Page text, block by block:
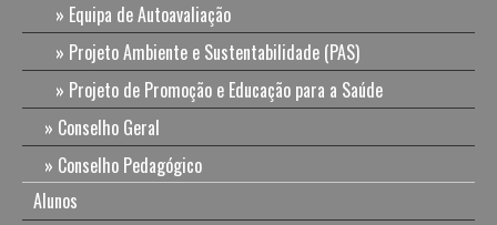
Equipa de Autoavaliação
Projeto Ambiente e Sustentabilidade (PAS)
Projeto de Promoção e Educação para a Saúde
Conselho Geral
Conselho Pedagógico
Alunos